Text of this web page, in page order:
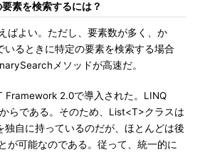
素を検索するには？
ばよい。ただし、要素数が多く、か
いるときに特定の要素を検索する場合
メソッドが高速だ。
2.0で導入された。LINQ
らである。そのため、List<T>クラスは
独自に持っているのだが、ほとんどは後
が可能なのである。従って、統一的に